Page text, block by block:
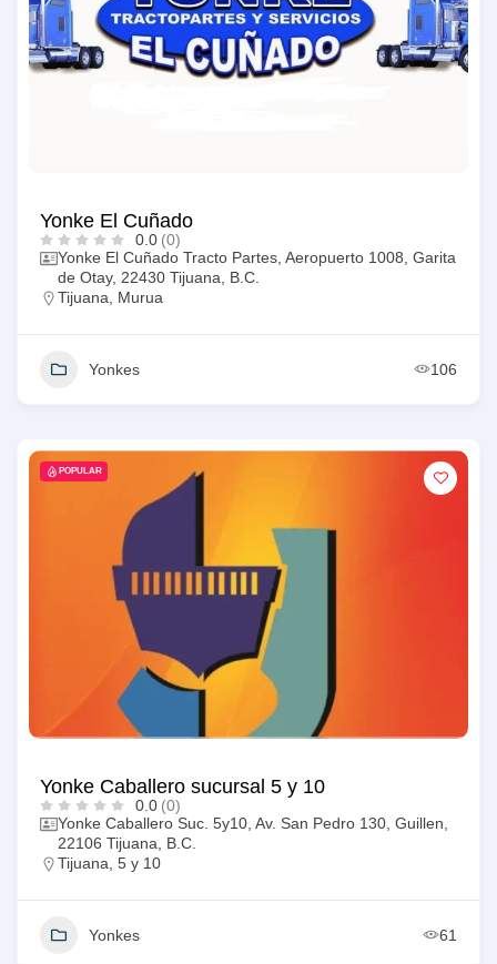
Yonke El Cuñado
0.0 (0)
Yonke El Cuñado Tracto Partes, Aeropuerto 1008, Garita
de Otay, 22430 Tijuana, B.C.
Tijuana
Murua
Yonkes 106
POPULAR
Yonke Caballero sucursal 5 y 10
0.0 (0)
Yonke Caballero Suc. 5y10, Av. San Pedro 130, Guillen,
22106 Tijuana, B.C.
Tijuana 5 y 10
Yonkes 61